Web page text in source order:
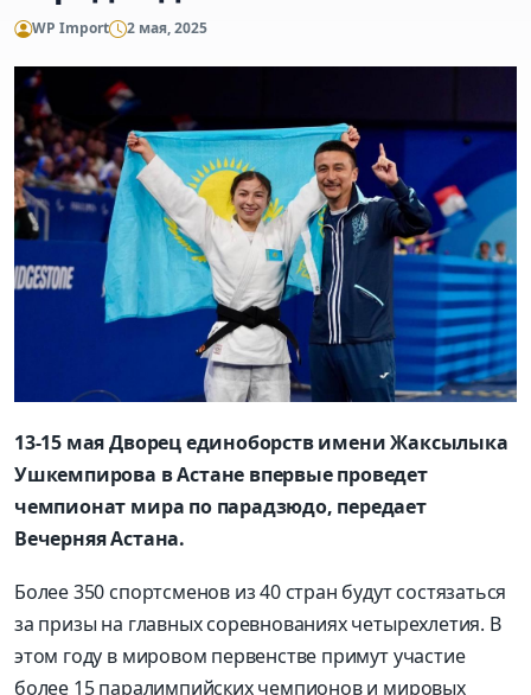
WP Import 2 мая, 2025
13-15 мая Дворец единоборств имени Жаксылыка
Ушкемпирова в Астане впервые проведет
чемпионат мира по парадзюдо, передает
Вечерняя Астана.
Более 350 спортсменов из 40 стран будут состязаться
за призы на главных соревнованиях четырехлетия. В
этом году в мировом первенстве примут участие
более 15 паралимпийских чемпионов и мировых